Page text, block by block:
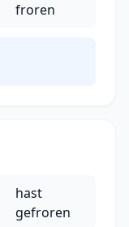
froren
hast
gefroren